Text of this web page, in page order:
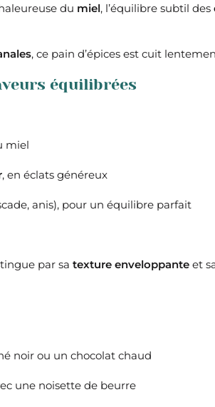
du miel, l’équilibre subtil des
, ce pain d’épices est cuit
équilibrées
miel
, en éclats généreux
anis), pour un équilibre parfait
par sa texture enveloppante et
noir ou un chocolat chaud
une noisette de beurre